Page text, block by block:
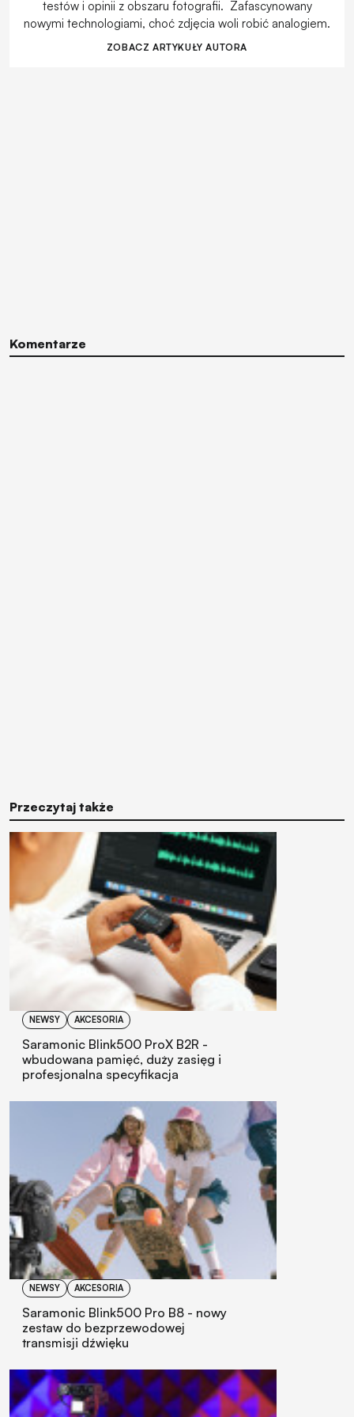
testów i opinii z obszaru fotografii. Zafascynowany
nowymi technologiami, choć zdjęcia woli robić analogiem.
ZOBACZ ARTYKUŁY AUTORA
Komentarze
Przeczytaj także
NEWSY AKCESORIA
Saramonic Blink500 ProX B2R -
wbudowana pamięć, duży zasięg i
profesjonalna specyfikacja
NEWSY AKCESORIA
Saramonic Blink500 Pro B8 - nowy
zestaw do bezprzewodowej
transmisji dźwięku